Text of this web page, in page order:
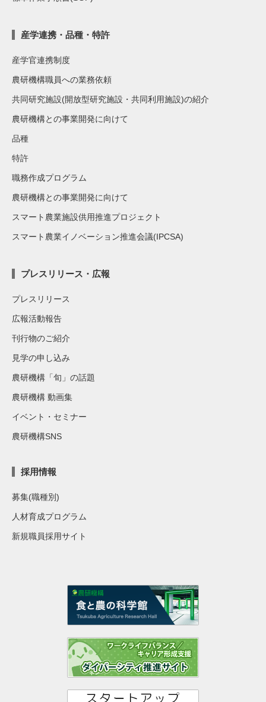
産学連携・品種・特許
産学官連携制度
農研機構職員への業務依頼
共同研究施設(開放型研究施設・共同利用施設)の紹介
農研機構との事業開発に向けて
品種
特許
職務作成プログラム
農研機構との事業開発に向けて
スマート農業施設供用推進プロジェクト
スマート農業イノベーション推進会議(IPCSA)
プレスリリース・広報
プレスリリース
広報活動報告
刊行物のご紹介
見学の申し込み
農研機構「旬」の話題
農研機構 動画集
イベント・セミナー
農研機構SNS
採用情報
募集(職種別)
人材育成プログラム
新規職員採用サイト